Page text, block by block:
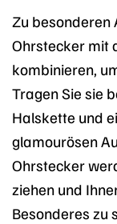
Zu besonderen
Ohrstecker mit
kombinieren,
Tragen Sie sie
Halskette und
glamourösen
Ohrstecker
ziehen und
Besonderes zu